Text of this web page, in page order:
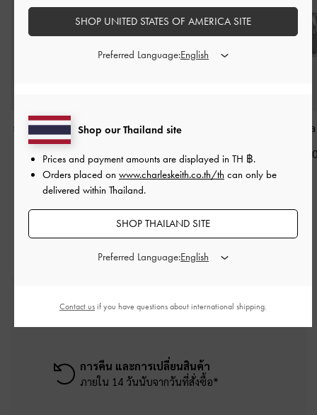
กำไลข้อมือรุ่น Donora-
สีเงิน
฿1,290.00
สร้อยคอพร้อมจี้รุ่น
฿1,290.00
ต่างหูรุ่น
฿1,290.00
เมื่อช้อปครบยอดขั้นต่ำ ฿2,500
การคืน และการเปลี่ยนสินค้า
ภายใน 14 วันนับจากวันที่สั่งซื้อ*
Shop our Thailand site
Prices and payment amounts are displayed in TH ฿.
Orders placed on www.charleskeith.co.th/th can only be
delivered within Thailand.
SHOP THAILAND SITE
Preferred Language:
SHOP UNITED STATES OF AMERICA SITE
Preferred Language:
Contact us if you have questions about international shipping.